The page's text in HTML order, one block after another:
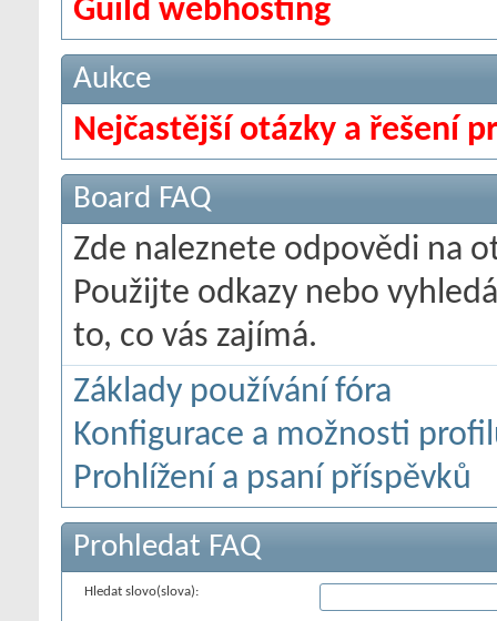
Guild webhosting
Aukce
Nejčastější otázky a řešení
Board FAQ
Zde naleznete odpovědi na
Použijte odkazy nebo
to, co vás zajímá.
Základy používání fóra
Konfigurace a možnosti
Prohlížení a psaní příspěvků
Prohledat FAQ
Hledat slovo(slova):